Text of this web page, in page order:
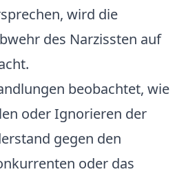
wird die
des Narzissten auf
beobachtet, wie
oder Ignorieren der
gegen den
oder das